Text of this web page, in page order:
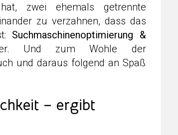
zwei ehemals getrennte
zu verzahnen, dass das
Suchmaschinenoptimierung &
Und zum Wohle der
und daraus folgend an Spaß
– ergibt